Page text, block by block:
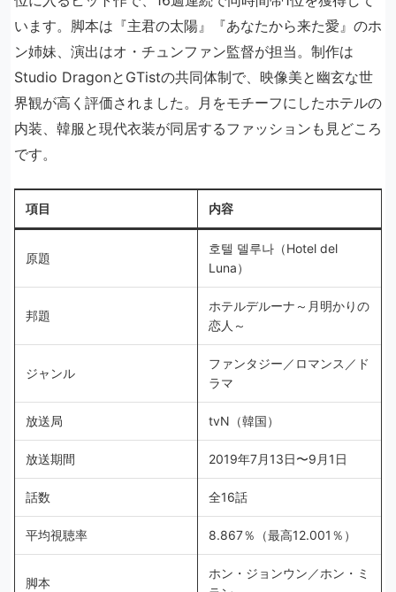
います。脚本は『主君の太陽』『あなたから来た愛』のホ
ン姉妹、演出はオ・チュンファン監督が担当。制作は
Studio DragonとGTistの共同体制で、映像美と幽玄な世
界観が高く評価されました。月をモチーフにしたホテルの
内装、韓服と現代衣装が同居するファッションも見どころ
です。
項目 内容
原題
호텔 델루나（Hotel del
Luna）
邦題
ホテルデルーナ～月明かりの
恋人～
ジャンル
ファンタジー／ロマンス／ド
ラマ
放送局 tvN（韓国）
放送期間 2019年7月13日〜9月1日
話数 全16話
平均視聴率 8.867％（最高12.001％）
脚本
ホン・ジョンウン／ホン・ミ